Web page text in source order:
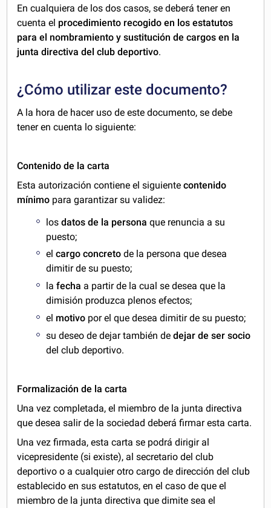
En cualquiera de los dos casos, se deberá tener en
cuenta el procedimiento recogido en los estatutos
para el nombramiento y sustitución de cargos en la
junta directiva del club deportivo.
¿Cómo utilizar este documento?
A la hora de hacer uso de este documento, se debe
tener en cuenta lo siguiente:
Contenido de la carta
Esta autorización contiene el siguientecontenido
mínimo para garantizar su validez:
losdatos de la persona que renuncia a su
puesto;
elcargo concreto de la persona que desea
dimitir de su puesto;
lafecha a partir de la cual se desea que la
dimisión produzca plenos efectos;
el motivo por el que desea dimitir de su puesto;
su deseo de dejar también dedejar de ser socio
del club deportivo.
Formalización de la carta
Una vez completada, el miembro de la junta directiva
que desea salir de la sociedad deberá firmar esta carta.
Una vez firmada, esta carta se podrá dirigir al
vicepresidente (si existe), al secretario del club
deportivo o a cualquier otro cargo de dirección del club
establecido en sus estatutos, en el caso de que el
miembro de la junta directiva que dimite sea el